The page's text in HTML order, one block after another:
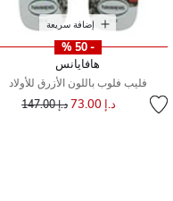
إضافة سريعة
- 50 %
هافايانس
فليب فلوب باللون الأزرق للأولاد
د.إ 73.00 سعر مخفضد.إ 147.00